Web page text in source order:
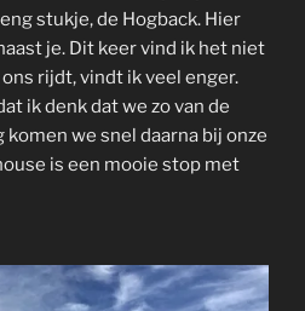
stukje, de Hogback. Hier
je. Dit keer vind ik het niet
rijdt, vindt ik veel enger.
ik denk dat we zo van de
we snel daarna bij onze
is een mooie stop met